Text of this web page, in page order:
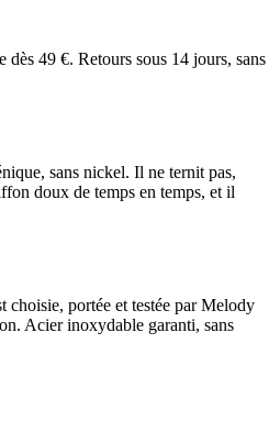
49 €. Retours sous 14 jours, sans
sans nickel. Il ne ternit pas,
doux de temps en temps, et il
choisie, portée et testée par Melody
Acier inoxydable garanti, sans